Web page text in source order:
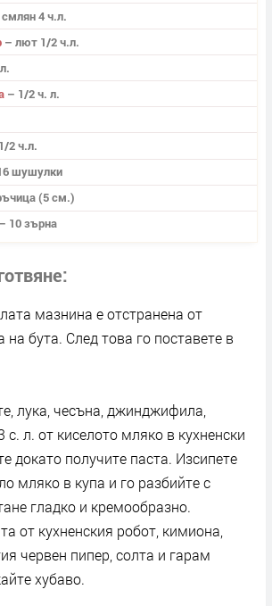
4 ч.л.
– лют 1/2 ч.л.
– 1/2 ч. л.
2 ч.л.
шушулки
(5 см.)
– 10 зърна
мазнина е отстранена от
бута. След това го поставете в
лука, чесъна, джинджифила,
л. от киселото мляко в кухненски
докато получите паста. Изсипете
мляко в купа и го разбийте с
гладко и кремообразно.
от кухненския робот, кимиона,
червен пипер, солта и гарам
хубаво.